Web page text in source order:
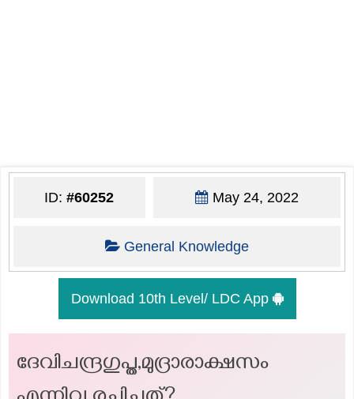
ID:#60252 May 24, 2022
General Knowledge
Download 10th Level/ LDC App
ദേവിചന്ദ്രഗുപ്ത,മുദ്രാരാക്ഷസം